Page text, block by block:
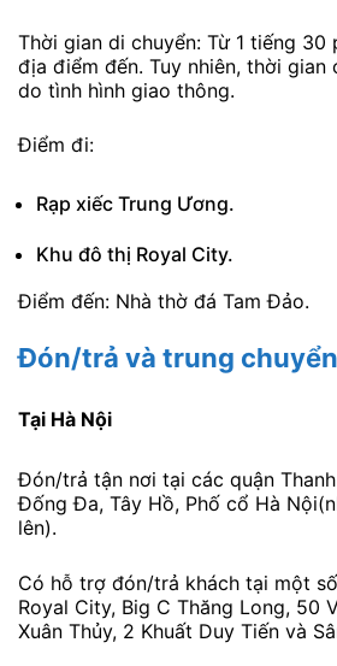
Thời gian di chuyển: Từ 1 tiếng
địa điểm đến. Tuy nhiên, thời gian
do tình hình giao thông.
Điểm đi:
Rạp xiếc Trung Ương.
Khu đô thị Royal City.
Điểm đến: Nhà thờ đá Tam Đảo.
Đón/trả và trung chuyển
Tại Hà Nội
Đón/trả tận nơi tại các quận Thanh
Đống Đa, Tây Hồ, Phố cổ Hà
lên).
Có hỗ trợ đón/trả khách tại một
Royal City, Big C Thăng Long, 50
Xuân Thủy, 2 Khuất Duy Tiến và